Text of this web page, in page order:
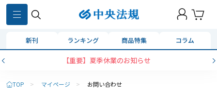
新刊 ランキング 商品特集 コラム
【重要】夏季休業のお知らせ
TOP > マイページ > お問い合わせ